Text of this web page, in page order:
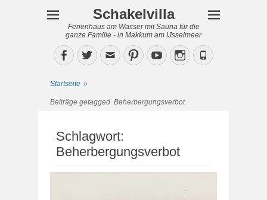
Schakelvilla
Ferienhaus am Wasser mit Sauna für die
ganze Familie - in Makkum am IJsselmeer
Facebook
TwitterEmailPinterestYouTubeInstagram
Phone
Startseite »
Beiträge getagged Beherbergungsverbot
Schlagwort:
Beherbergungsverbot